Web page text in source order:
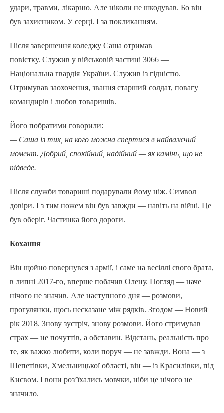
удари, травми, лікарню. Але ніколи не шкодував. Бо він
був захисником. У серці. І за покликанням.
Після завершення коледжу Саша отримав
повістку. Служив у військовій частині 3066 —
Національна гвардія України. Служив із гідністю.
Отримував заохочення, звання старший солдат, повагу
командирів і любов товаришів.
Його побратими говорили:
— Саша із тих, на кого можна спертися в найважчий
момент. Добрий, спокійний, надійний — як камінь, що не
підведе.
Після служби товариші подарували йому ніж. Символ
довіри. І з тим ножем він був завжди — навіть на війні. Це
був оберіг. Частинка його дороги.
Кохання
Він щойно повернувся з армії, і саме на весіллі свого брата,
в липні 2017-го, вперше побачив Олену. Погляд — наче
нічого не значив. Але наступного дня — розмови,
прогулянки, щось несказане між рядків. Згодом — Новий
рік 2018. Знову зустріч, знову розмови. Його стримував
страх — не почуттів, а обставин. Відстань, реальність про
те, як важко любити, коли поруч — не завжди. Вона — з
Шепетівки, Хмельницької області, він — із Красилівки, під
Києвом. І вони роз’їхались мовчки, ніби це нічого не
значило.